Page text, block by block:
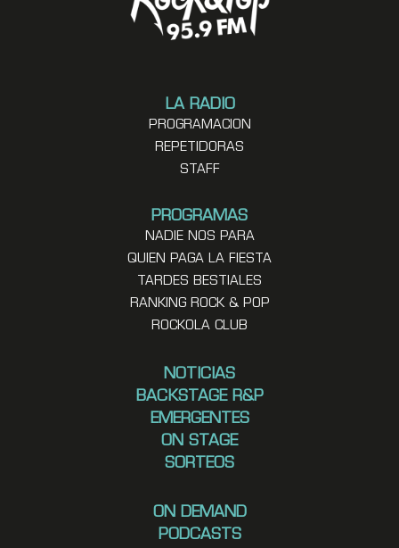
LA RADIO
PROGRAMACION
REPETIDORAS
STAFF
PROGRAMAS
NADIE NOS PARA
QUIEN PAGA LA FIESTA
TARDES BESTIALES
RANKING ROCK & POP
ROCKOLA CLUB
NOTICIAS
BACKSTAGE R&P
EMERGENTES
ON STAGE
SORTEOS
ON DEMAND
PODCASTS